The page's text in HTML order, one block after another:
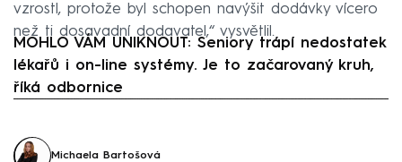
vzrostl, protože byl schopen navýšit dodávky vícero
než ti dosavadní dodavatel,“ vysvětlil.
MOHLO VÁM UNIKNOUT: Seniory trápí nedostatek
lékařů i on-line systémy. Je to začarovaný kruh,
říká odbornice
Michaela Bartošová